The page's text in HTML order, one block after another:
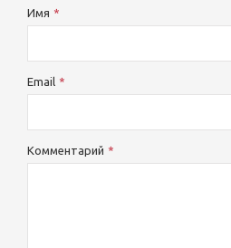
Имя
Email
Комментарий